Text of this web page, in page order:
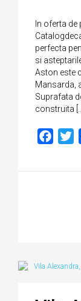
In oferta
perfecta
si
Aston este
Mansarda,
Suprafata
construita […]